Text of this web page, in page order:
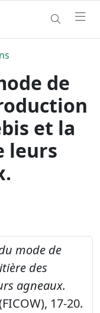
de
et la
leurs
mode de
des
agneaux.
17-20.